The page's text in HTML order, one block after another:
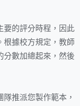
要的評分時程，因此
根據校方規定，教師
分數加總起來，然後
推派您製作範本，